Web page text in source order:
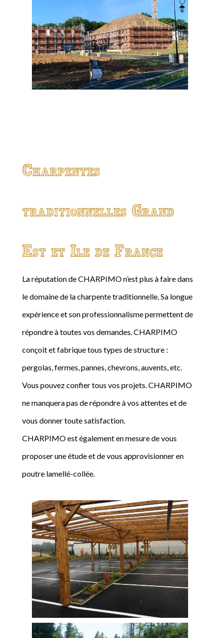
Charpentes
traditionnelles Grand
Est et Ile de France
La réputation de CHARPIMO n’est plus à faire dans
le domaine de la charpente traditionnelle. Sa longue
expérience et son professionnalisme permettent de
répondre à toutes vos demandes. CHARPIMO
conçoit et fabrique tous types de structure :
pergolas, fermes, pannes, chevrons, auvents, etc.
Vous pouvez confier tous vos projets. CHARPIMO
ne manquera pas de répondre à vos attentes et de
vous donner toute satisfaction.
CHARPIMO est également en mesure de vous
proposer une étude et de vous approvisionner en
poutre lamellé-collée.